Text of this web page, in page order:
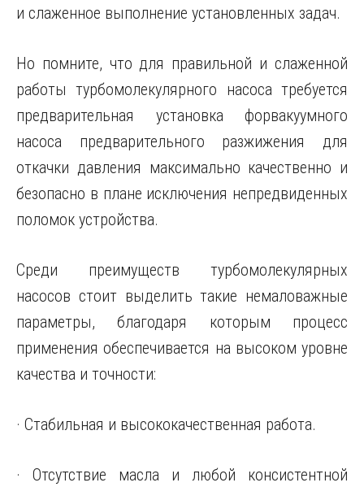
и слаженное выполнение установленных задач.
Но помните, что для правильной и слаженной
работы турбомолекулярного насоса требуется
предварительная установка форвакуумного
насоса предварительного разжижения для
откачки давления максимально качественно и
безопасно в плане исключения непредвиденных
поломок устройства.
Среди преимуществ турбомолекулярных
насосов стоит выделить такие немаловажные
параметры, благодаря которым процесс
применения обеспечивается на высоком уровне
качества и точности:
· Стабильная и высококачественная работа.
· Отсутствие масла и любой консистентной